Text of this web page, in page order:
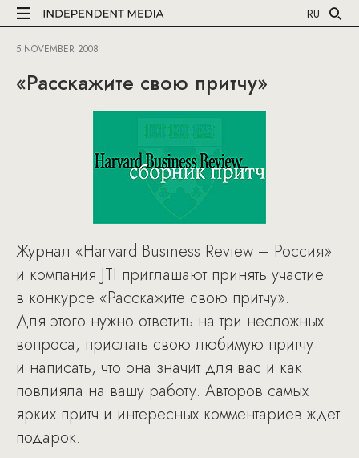
RU
5 NOVEMBER 2008
«Расскажите свою притчу»
Журнал «Harvard Business Review – Россия»
и компания JTI приглашают принять участие
в конкурсе «Расскажите свою притчу».
Для этого нужно ответить на три несложных
вопроса, прислать свою любимую притчу
и написать, что она значит для вас и как
повлияла на вашу работу. Авторов самых
ярких притч и интересных комментариев ждет
подарок.